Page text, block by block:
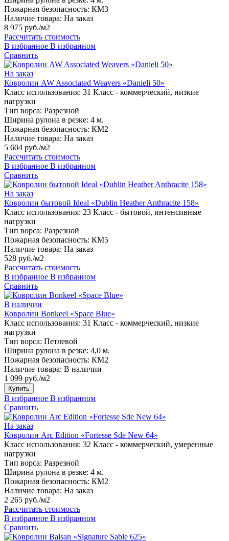
Пожарная безопасность: КМ3
Наличие товара: На заказ
8 975 руб./м2
Рассчитать стоимость
В избранное В избранном
Сравнить
На заказ
Ковролин AW Associated Weavers «Danieli 50»
Класс использования: 31 Класс - коммерческий, низкие
нагрузки
Тип ворса: Разрезной
Ширина рулона в резке: 4 м.
Пожарная безопасность: КМ2
Наличие товара: На заказ
5 604 руб./м2
Рассчитать стоимость
В избранное В избранном
Сравнить
На заказ
Ковролин бытовой Ideal «Dublin Heather Anthracite 158»
Класс использования: 23 Класс - бытовой, интенсивные
нагрузки
Тип ворса: Разрезной
Пожарная безопасность: КМ5
Наличие товара: На заказ
528 руб./м2
Рассчитать стоимость
В избранное В избранном
Сравнить
В наличии
Ковролин Bonkeel «Space Blue»
Класс использования: 31 Класс - коммерческий, низкие
нагрузки
Тип ворса: Петлевой
Ширина рулона в резке: 4,0 м.
Пожарная безопасность: КМ2
Наличие товара: В наличии
1 099 руб./м2
Купить
В избранное В избранном
Сравнить
На заказ
Ковролин Arc Edition «Fortesse Sde New 64»
Класс использования: 32 Класс - коммерческий, умеренные
нагрузки
Тип ворса: Разрезной
Ширина рулона в резке: 4 м.
Пожарная безопасность: КМ2
Наличие товара: На заказ
2 265 руб./м2
Рассчитать стоимость
В избранное В избранном
Сравнить